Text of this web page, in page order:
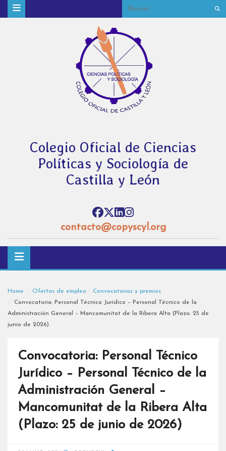
Colegio Oficial de Ciencias
Políticas y Sociología de
Castilla y León
contacto@copyscyl.org
Home Ofertas de empleo
Convocatorias y premios
Convocatoria: Personal Técnico Jurídico – Personal Técnico de la
Administración General – Mancomunitat de la Ribera Alta (Plazo: 25 de
junio de 2026)
Convocatoria: Personal Técnico
Jurídico – Personal Técnico de la
Administración General –
Mancomunitat de la Ribera Alta
(Plazo: 25 de junio de 2026)